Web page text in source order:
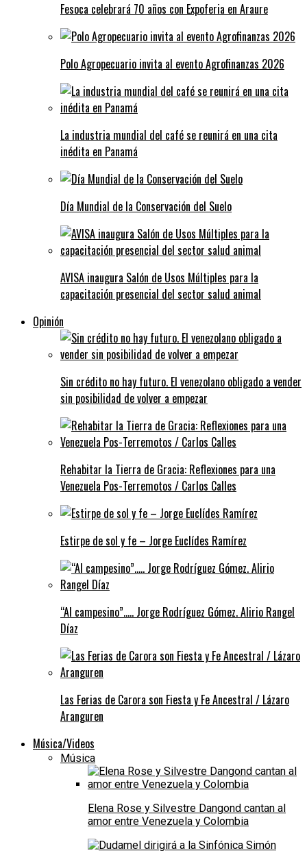
Fesoca celebrará 70 años con Expoferia en Araure
Polo Agropecuario invita al evento Agrofinanzas 2026
La industria mundial del café se reunirá en una cita
inédita en Panamá
Día Mundial de la Conservación del Suelo
AVISA inaugura Salón de Usos Múltiples para la
capacitación presencial del sector salud animal
Opinión
Sin crédito no hay futuro. El venezolano obligado a vender
sin posibilidad de volver a empezar
Rehabitar la Tierra de Gracia: Reflexiones para una
Venezuela Pos-Terremotos / Carlos Calles
Estirpe de sol y fe – Jorge Euclídes Ramírez
“Al campesino”….. Jorge Rodríguez Gómez. Alirio Rangel
Díaz
Las Ferias de Carora son Fiesta y Fe Ancestral / Lázaro
Aranguren
Música/Videos
Música
Elena Rose y Silvestre Dangond cantan al
amor entre Venezuela y Colombia